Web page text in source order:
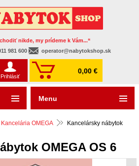
nikde, my prídeme k Vám...“
981 600
operator@nabytokshop.sk
Prihlásiť
0,00 €
Kancelária OMEGA
Kancelársky nábytok
OMEGA OS 6
Menu